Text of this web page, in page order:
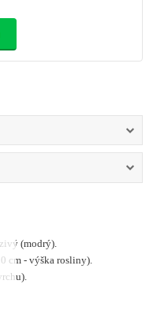
(modrý).
cm - výška rosliny).